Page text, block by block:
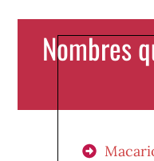
Nombres